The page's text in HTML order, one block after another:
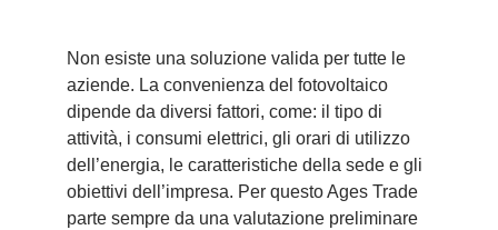
Non esiste una soluzione valida per tutte le
aziende. La convenienza del fotovoltaico
dipende da diversi fattori, come: il tipo di
attività, i consumi elettrici, gli orari di utilizzo
dell’energia, le caratteristiche della sede e gli
obiettivi dell’impresa. Per questo Ages Trade
parte sempre da una valutazione preliminare